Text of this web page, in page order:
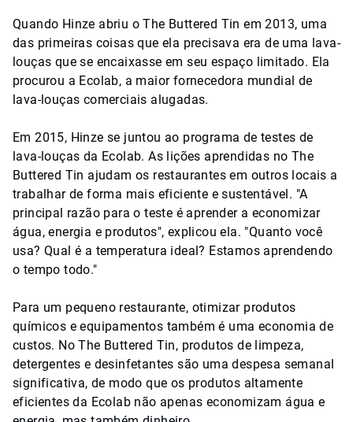
Quando Hinze abriu o The Buttered Tin em 2013, uma
das primeiras coisas que ela precisava era de uma lava-
louças que se encaixasse em seu espaço limitado. Ela
procurou a Ecolab, a maior fornecedora mundial de
lava-louças comerciais alugadas.
Em 2015, Hinze se juntou ao programa de testes de
lava-louças da Ecolab. As lições aprendidas no The
Buttered Tin ajudam os restaurantes em outros locais a
trabalhar de forma mais eficiente e sustentável. "A
principal razão para o teste é aprender a economizar
água, energia e produtos", explicou ela. "Quanto você
usa? Qual é a temperatura ideal? Estamos aprendendo
o tempo todo."
Para um pequeno restaurante, otimizar produtos
químicos e equipamentos também é uma economia de
custos. No The Buttered Tin, produtos de limpeza,
detergentes e desinfetantes são uma despesa semanal
significativa, de modo que os produtos altamente
eficientes da Ecolab não apenas economizam água e